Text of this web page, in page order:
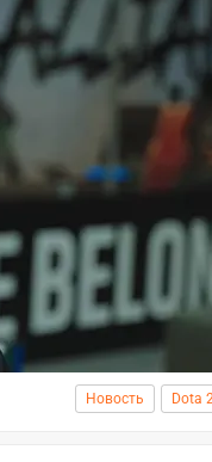
Новость Dota